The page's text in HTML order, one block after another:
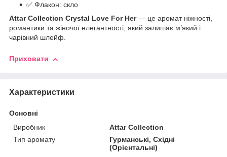
✅ Флакон: скло
Attar Collection Crystal Love For Her— це аромат ніжності,
романтики та жіночої елегантності, який залишає м’який і
чарівний шлейф.
Приховати
Характеристики
Основні
Виробник
Attar Collection
Тип аромату
Гурманські, Східні
(Орієнтальні)